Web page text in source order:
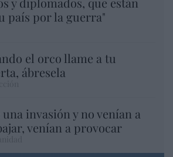
país por la guerra"
el orco llame a tu
ábresela
una invasión y no venían a
venían a provocar